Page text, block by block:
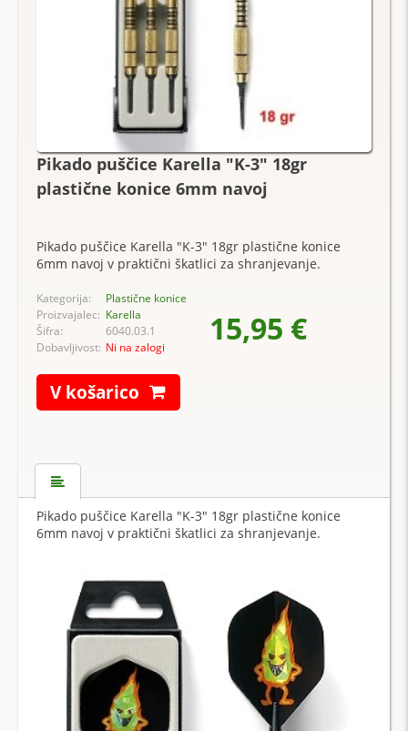
Pikado puščice Karella "K-3" 18gr
plastične konice 6mm navoj
Pikado puščice Karella "K-3" 18gr plastične konice
6mm navoj v praktični škatlici za shranjevanje.
Kategorija:
Plastične konice
Proizvajalec: Karella
Šifra:
6040.03.1
Dobavljivost: Ni na zalogi 15,95 €
V košarico
Pikado puščice Karella "K-3" 18gr plastične konice
6mm navoj v praktični škatlici za shranjevanje.